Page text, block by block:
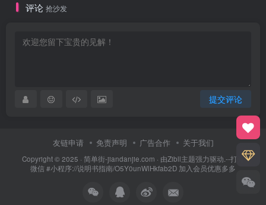
评论 抢沙发
提交评论
友链申请 免责声明 广告合作 关于我们
Copyright © 2025 · 简单街-jiandanjie.com · 由Zibll主题强力驱动.--打开
微信 #小程序://说明书指南/O5Y0unWlHkfab2D 加入会员优惠多多